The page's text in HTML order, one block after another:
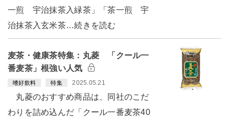
一煎 宇治抹茶入緑茶」「茶一煎 宇
治抹茶入玄米茶…続きを読む
麦茶・健康茶特集：丸菱 「クール一
番麦茶」根強い人気
嗜好飲料 特集 2025.05.21
丸菱のおすすめ商品は、同社のこだ
わりを詰め込んだ「クール一番麦茶40